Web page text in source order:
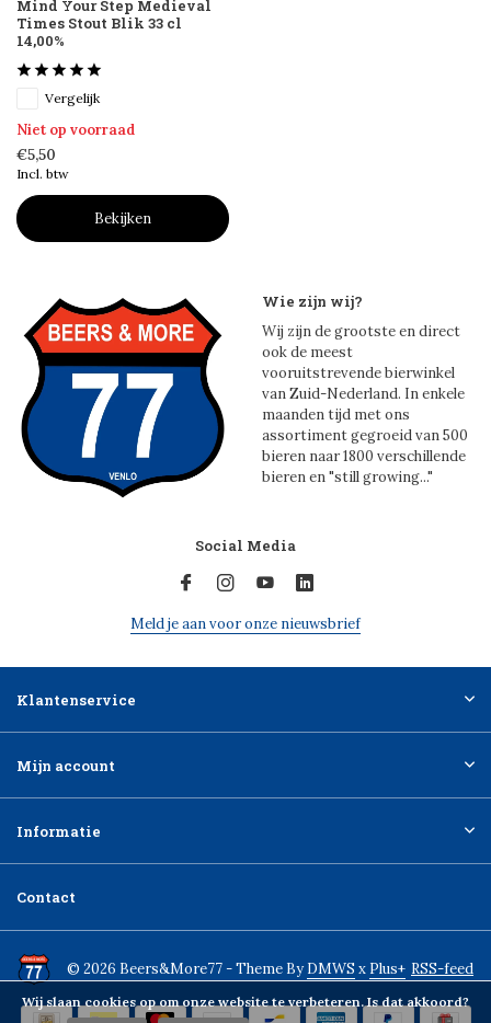
Mind Your Step Medieval
Times Stout Blik 33 cl
14,00%
Vergelijk
Niet op voorraad
€5,50
Incl. btw
Bekijken
Wie zijn wij?
Wij zijn de grootste en direct
ook de meest
vooruitstrevende bierwinkel
van Zuid-Nederland. In enkele
maanden tijd met ons
assortiment gegroeid van 500
bieren naar 1800 verschillende
bieren en "still growing..."
Social Media
Meld je aan voor onze nieuwsbrief
Klantenservice
Mijn account
Informatie
Contact
© 2026 Beers&More77 - Theme ByDMWS x Plus+ RSS-feed
Wij slaan cookies op om onze website te verbeteren. Is dat akkoord?